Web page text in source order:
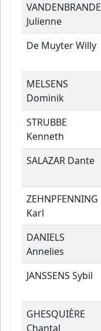
VANDENBRANDE
Julienne
De Muyter Willy
MELSENS
Dominik
STRUBBE
Kenneth
SALAZAR Dante
ZEHNPFENNING
Karl
DANIELS
Annelies
JANSSENS Sybil
GHESQUIÈRE
Chantal